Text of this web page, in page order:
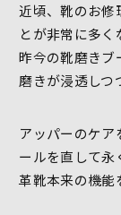
近頃、靴のお修
とが非常に多く
昨今の靴磨きブ
磨きが浸透しつ
アッパーのケア
ールを直して永
革靴本来の機能